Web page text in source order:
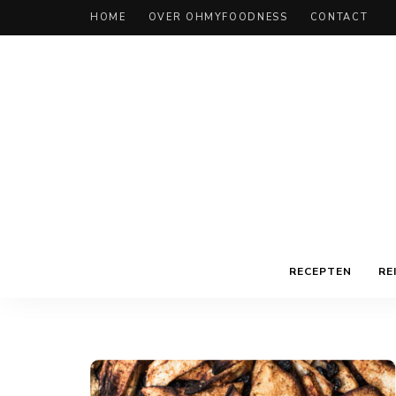
HOME OVER OHMYFOODNESS CONTACT
RECEPTEN